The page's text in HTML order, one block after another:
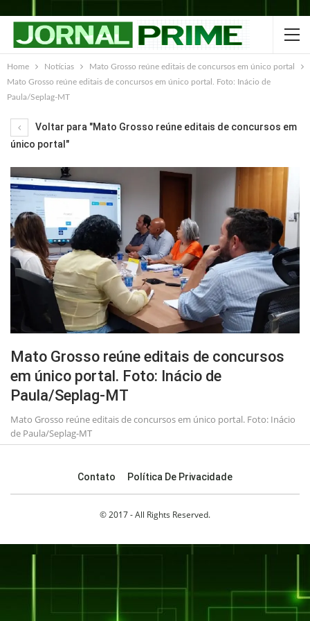
Home Notícias
Mato Grosso reúne editais de concursos em único portal
Mato Grosso reúne editais de concursos em único portal. Foto: Inácio de
Paula/Seplag-MT
Voltar para "Mato Grosso reúne editais de concursos em
único portal"
Mato Grosso reúne editais de concursos
em único portal. Foto: Inácio de
Paula/Seplag-MT
Mato Grosso reúne editais de concursos em único portal. Foto: Inácio
de Paula/Seplag-MT
Contato Política De Privacidade
© 2017 - All Rights Reserved.